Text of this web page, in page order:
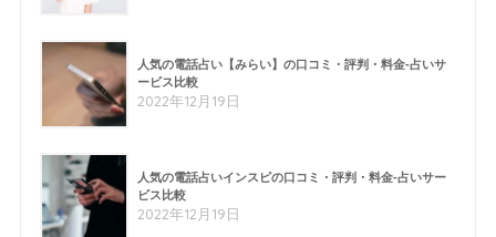
人気の電話占い【みらい】の口コミ・評判・料金-占いサ
ービス比較
2022年12月19日
人気の電話占いインスピの口コミ・評判・料金-占いサー
ビス比較
2022年12月19日